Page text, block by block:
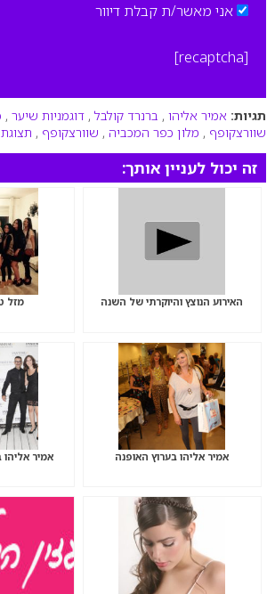
אני מאשר/ת קבלת דיוור
[recaptcha]
תגיות: אמיר אליהו , ברנרד קולבל , דוגמניות שיער ,
שוורצקופף , מלון כפר המכביה , שוורצקופף ,
זה יכול לעניין אותך:
האירוע הנוצץ והיוקרתי של השנה מזל
אמיר אליהו בערוץ האופנה
אמיר